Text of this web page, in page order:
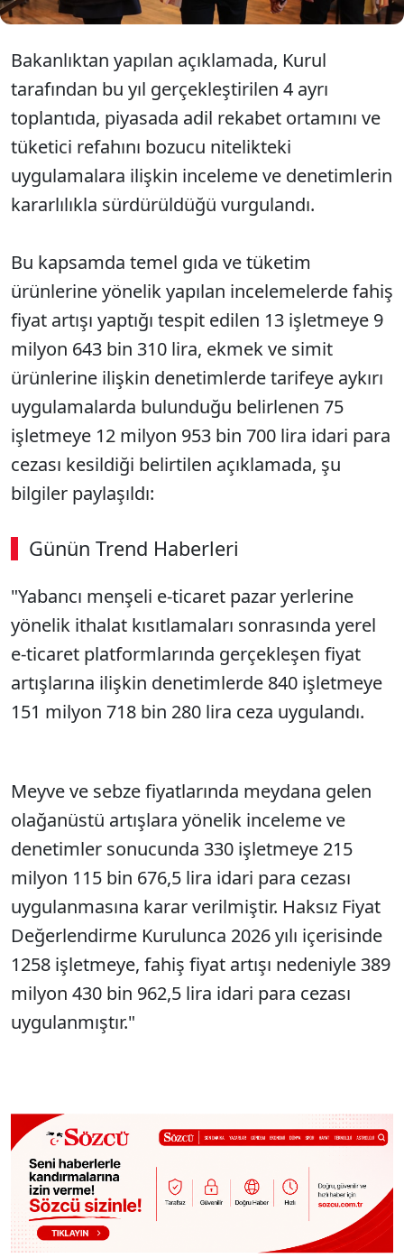
Bakanlıktan yapılan açıklamada, Kurul
tarafından bu yıl gerçekleştirilen 4 ayrı
toplantıda, piyasada adil rekabet ortamını ve
tüketici refahını bozucu nitelikteki
uygulamalara ilişkin inceleme ve denetimlerin
kararlılıkla sürdürüldüğü vurgulandı.
Bu kapsamda temel gıda ve tüketim
ürünlerine yönelik yapılan incelemelerde fahiş
fiyat artışı yaptığı tespit edilen 13 işletmeye 9
milyon 643 bin 310 lira, ekmek ve simit
ürünlerine ilişkin denetimlerde tarifeye aykırı
uygulamalarda bulunduğu belirlenen 75
işletmeye 12 milyon 953 bin 700 lira idari para
cezası kesildiği belirtilen açıklamada, şu
bilgiler paylaşıldı:
Günün Trend Haberleri
"Yabancı menşeli e-ticaret pazar yerlerine
yönelik ithalat kısıtlamaları sonrasında yerel
e-ticaret platformlarında gerçekleşen fiyat
artışlarına ilişkin denetimlerde 840 işletmeye
151 milyon 718 bin 280 lira ceza uygulandı.
Meyve ve sebze fiyatlarında meydana gelen
olağanüstü artışlara yönelik inceleme ve
denetimler sonucunda 330 işletmeye 215
milyon 115 bin 676,5 lira idari para cezası
uygulanmasına karar verilmiştir. Haksız Fiyat
Değerlendirme Kurulunca 2026 yılı içerisinde
1258 işletmeye, fahiş fiyat artışı nedeniyle 389
milyon 430 bin 962,5 lira idari para cezası
uygulanmıştır."